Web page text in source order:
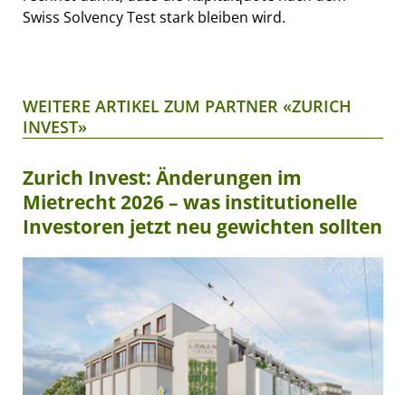
Swiss Solvency Test stark bleiben wird.
WEITERE ARTIKEL ZUM PARTNER «ZURICH
INVEST»
Zurich Invest: Änderungen im
Mietrecht 2026 – was institutionelle
Investoren jetzt neu gewichten sollten